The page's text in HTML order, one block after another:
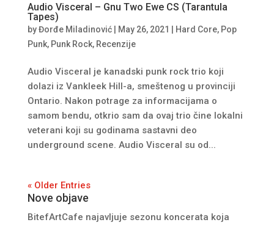
Audio Visceral – Gnu Two Ewe CS (Tarantula
Tapes)
byĐorđe Miladinović| May 26, 2021 Hard Core, Pop
Punk, Punk Rock, Recenzije
Audio Visceral je kanadski punk rock trio koji
dolazi iz Vankleek Hill-a, smeštenog u provinciji
Ontario. Nakon potrage za informacijama o
samom bendu, otkrio sam da ovaj trio čine lokalni
veterani koji su godinama sastavni deo
underground scene. Audio Visceral su od...
« Older Entries
Nove objave
BitefArtCafe najavljuje sezonu koncerata koja